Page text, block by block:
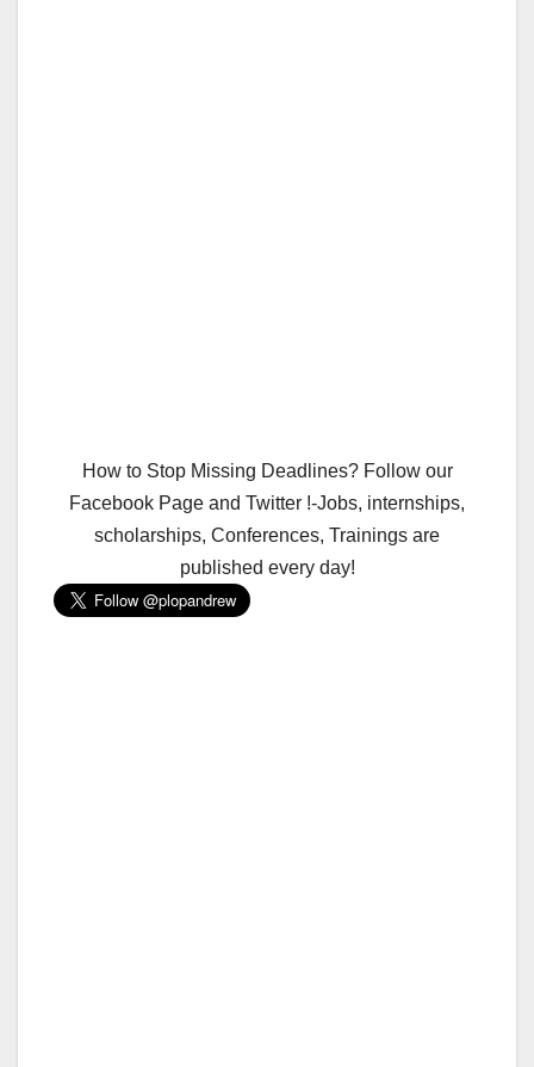
How to Stop Missing Deadlines? Follow our
Facebook Page and Twitter !-Jobs, internships,
scholarships, Conferences, Trainings are
published every day!